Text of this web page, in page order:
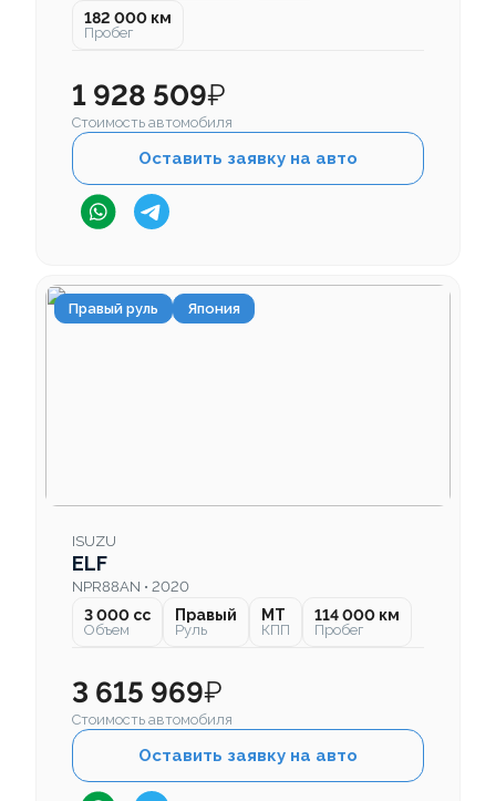
182 000 км
Пробег
1 928 509₽
Стоимость автомобиля
Оставить заявку на авто
Правый руль Япония
ISUZU
ELF
NPR88AN • 2020
3 000 cc
Объем
Правый
Руль
MT
КПП
114 000 км
Пробег
3 615 969₽
Стоимость автомобиля
Оставить заявку на авто